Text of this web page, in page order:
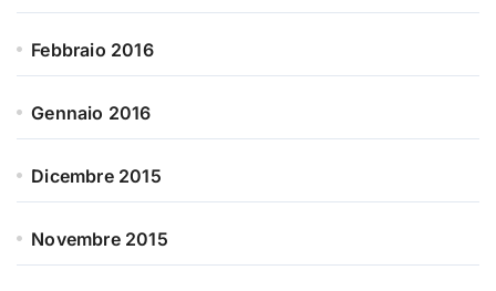
Febbraio 2016
Gennaio 2016
Dicembre 2015
Novembre 2015